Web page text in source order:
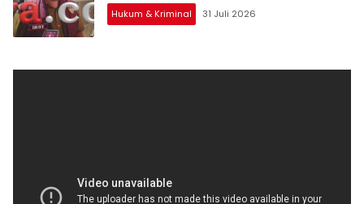
Hukum & Kriminal 31 Juli 2026